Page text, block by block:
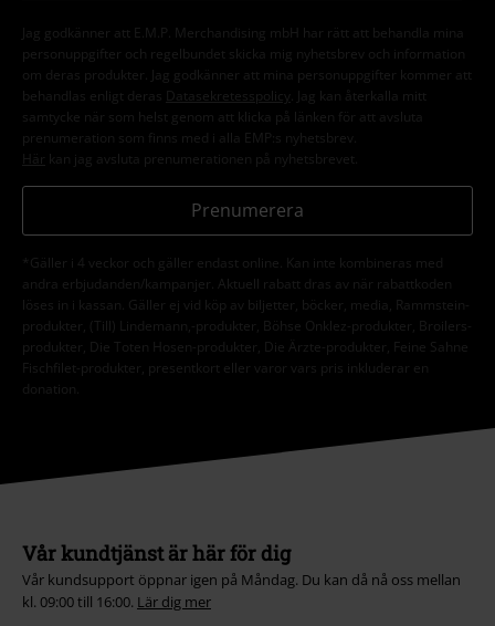
Jag godkänner att E.M.P. Merchandising mbH har rätt att behandla mina
personuppgifter och regelbundet skicka mig nyhetsbrev och information
om deras produkter. Jag godkänner att mina personuppgifter kommer att
behandlas enligt deras
Datasekretesspolicy
. Jag kan återkalla mitt
samtycke när som helst genom att klicka på länken för att avsluta
prenumeration som finns med i alla EMP:s nyhetsbrev.
Här kan jag avsluta prenumerationen på nyhetsbrevet.
Prenumerera
*Gäller i 4 veckor och gäller endast online. Kan inte kombineras med
andra erbjudanden/kampanjer. Aktuell rabatt dras av när rabattkoden
löses in i kassan. Gäller ej vid köp av biljetter, böcker, media, Rammstein-
produkter, (Till) Lindemann,-produkter, Böhse Onklez-produkter, Broilers-
produkter, Die Toten Hosen-produkter, Die Ärzte-produkter, Feine Sahne
Fischfilet-produkter, presentkort eller varor vars pris inkluderar en
donation.
Vår kundtjänst är här för dig
Vår kundsupport öppnar igen på Måndag. Du kan då nå oss mellan
kl. 09:00 till 16:00. Lär dig mer